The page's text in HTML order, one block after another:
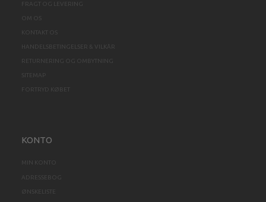
FRAGT OG LEVERING
OM OS
KONTAKT OS
HANDELSBETINGELSER & VILKÅR
RETURNERING OG OMBYTNING
SITEMAP
FORTRYD KØBET
KONTO
MIN KONTO
ADRESSEBOG
ØNSKELISTE